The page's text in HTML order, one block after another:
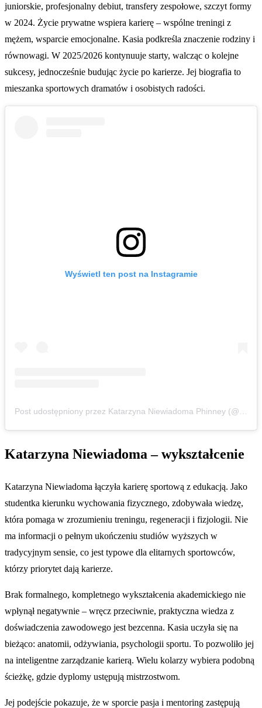
juniorskie, profesjonalny debiut, transfery zespołowe, szczyt formy
w 2024. Życie prywatne wspiera karierę – wspólne treningi z
mężem, wsparcie emocjonalne. Kasia podkreśla znaczenie rodziny i
równowagi. W 2025/2026 kontynuuje starty, walcząc o kolejne
sukcesy, jednocześnie budując życie po karierze. Jej biografia to
mieszanka sportowych dramatów i osobistych radości.
Wyświetl ten post na Instagramie
Katarzyna Niewiadoma – wykształcenie
Katarzyna Niewiadoma łączyła karierę sportową z edukacją. Jako
studentka kierunku wychowania fizycznego, zdobywała wiedzę,
która pomaga w zrozumieniu treningu, regeneracji i fizjologii. Nie
ma informacji o pełnym ukończeniu studiów wyższych w
tradycyjnym sensie, co jest typowe dla elitarnych sportowców,
którzy priorytet dają karierze.
Brak formalnego, kompletnego wykształcenia akademickiego nie
wpłynął negatywnie – wręcz przeciwnie, praktyczna wiedza z
doświadczenia zawodowego jest bezcenna. Kasia uczyła się na
bieżąco: anatomii, odżywiania, psychologii sportu. To pozwoliło jej
na inteligentne zarządzanie karierą. Wielu kolarzy wybiera podobną
ścieżkę, gdzie dyplomy ustępują mistrzostwom.
Jej podejście pokazuje, że w sporcie pasja i mentoring zastępują